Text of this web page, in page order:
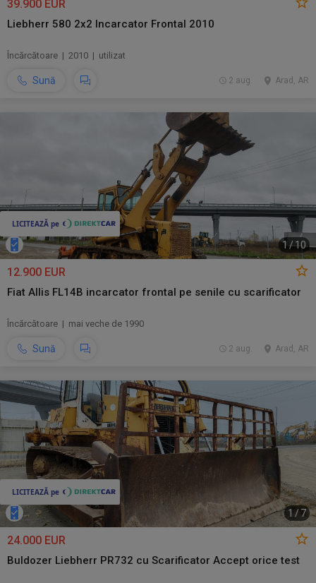
39.900 EUR
Liebherr 580 2x2 Incarcator Frontal 2010
Încărcătoare | 2010 | utilizat
Sună Arad, AR
2 aug.
1/10
12.900 EUR
Fiat Allis FL14B incarcator frontal pe senile cu scarificator
Încărcătoare | mai veche de 1990
Sună Arad, AR
2 aug.
1 /7
24.000 EUR
Buldozer Liebherr PR732 cu Scarificator Accept orice test